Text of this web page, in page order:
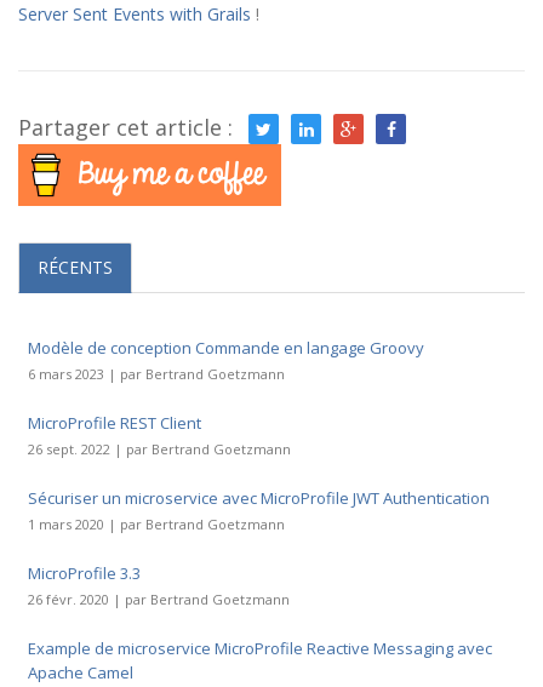
Server Sent Events with Grails !
Partager cet article :
RÉCENTS
Modèle de conception Commande en langage Groovy
6 mars 2023 | par Bertrand Goetzmann
MicroProfile REST Client
26 sept. 2022 | par Bertrand Goetzmann
Sécuriser un microservice avec MicroProfile JWT Authentication
1 mars 2020 | par Bertrand Goetzmann
MicroProfile 3.3
26 févr. 2020 | par Bertrand Goetzmann
Example de microservice MicroProfile Reactive Messaging avec
Apache Camel